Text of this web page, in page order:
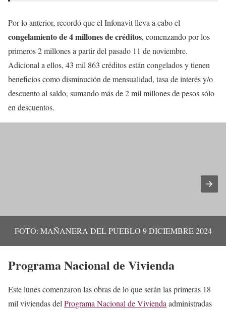
Por lo anterior, recordó que el Infonavit lleva a cabo el
congelamiento de 4 millones de créditos, comenzando por los
primeros 2 millones a partir del pasado 11 de noviembre.
Adicional a ellos, 43 mil 863 créditos están congelados y tienen
beneficios como disminución de mensualidad, tasa de interés y/o
descuento al saldo, sumando más de 2 mil millones de pesos sólo
en descuentos.
FOTO: MAÑANERA DEL PUEBLO 9 DICIEMBRE 2024
Programa Nacional de Vivienda
Este lunes comenzaron las obras de lo que serán las primeras 18
mil viviendas del Programa Nacional de Vivienda administradas